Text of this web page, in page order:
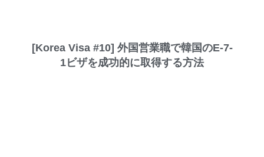
[Korea Visa #10] 外国営業職で韓国のE-7-
1ビザを成功的に取得する方法